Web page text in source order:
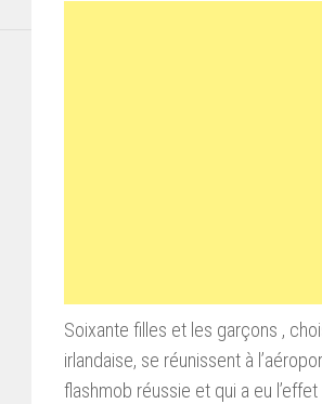
Soixante filles et les garçons ,
irlandaise, se réunissent à
flashmob réussie et qui a eu